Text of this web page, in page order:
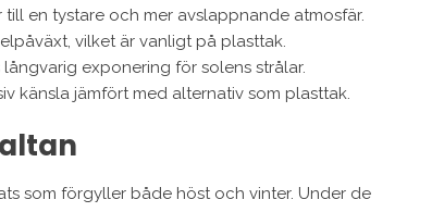
en tystare och mer avslappnande atmosfär.
vilket är vanligt på plasttak.
exponering för solens strålar.
känsla jämfört med alternativ som plasttak.
som förgyller både höst och vinter. Under de